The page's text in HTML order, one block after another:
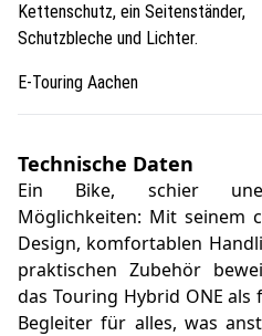
Kettenschutz, ein Seitenständer,
Schutzbleche und Lichter.
E-Touring Aachen
Technische Daten
Ein Bike, schier
Möglichkeiten: Mit seinem
Design, komfortablen
praktischen Zubehör
das Touring Hybrid ONE als
Begleiter für alles, was